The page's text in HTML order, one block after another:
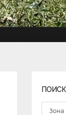
ПОИСК
ЗонаЗона